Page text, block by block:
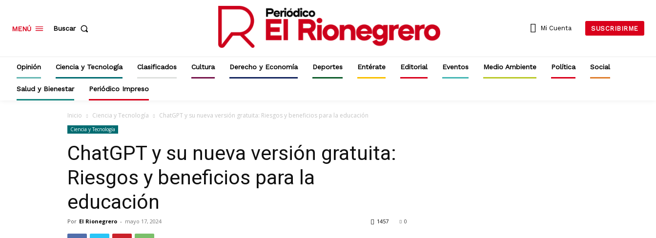
MENÚ Buscar Mi Cuenta SUSCRIBIRME
Opinión Ciencia y Tecnología Clasificados Cultura Derecho y Economía Deportes Entérate Editorial Eventos Medio Ambiente Política Social
Salud y Bienestar Periódico Impreso
Inicio Ciencia y Tecnología ChatGPT y su nueva versión gratuita: Riesgos y beneficios para la educación
Ciencia y Tecnología
ChatGPT y su nueva versión gratuita:
Riesgos y beneficios para la
educación
Por El Rionegrero - mayo 17, 2024 0
1457